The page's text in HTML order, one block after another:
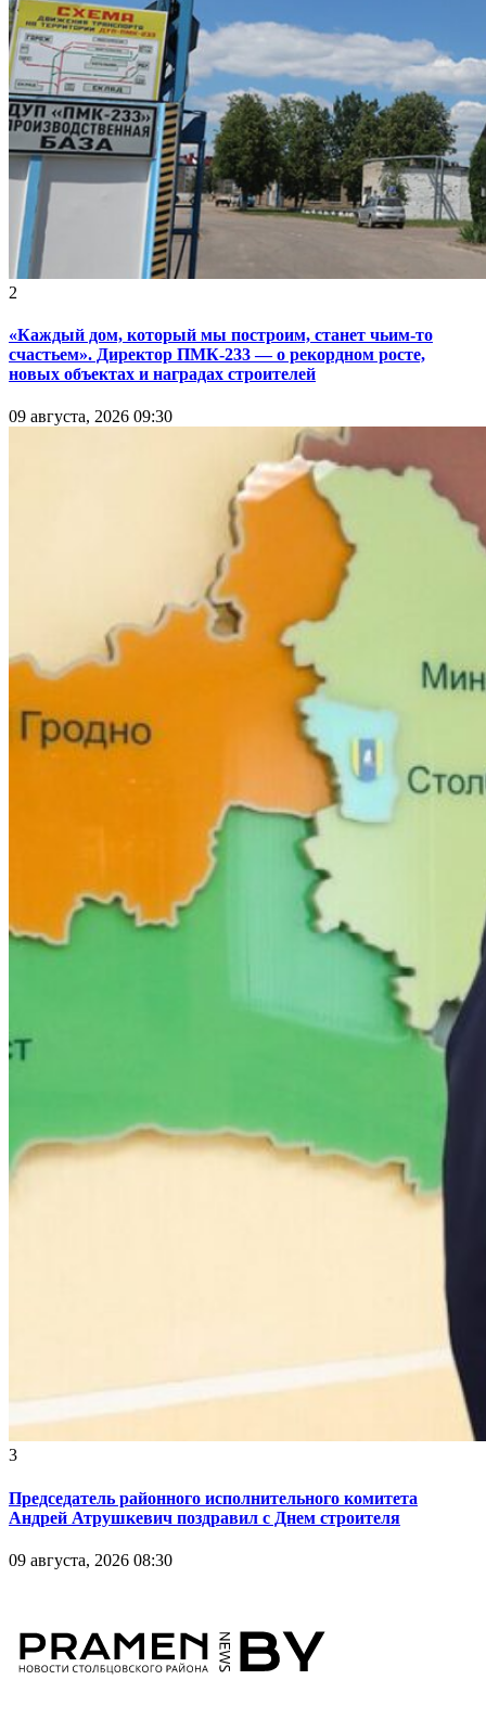
2
«Каждый дом, который мы построим, станет чьим-то
счастьем». Директор ПМК-233 — о рекордном росте,
новых объектах и наградах строителей
09 августа, 2026 09:30
3
Председатель районного исполнительного комитета
Андрей Атрушкевич поздравил с Днем строителя
09 августа, 2026 08:30